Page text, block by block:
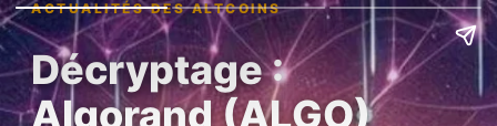
ACTUALITÉS DES ALTCOINS
Décryptage :
Algorand (ALGO)